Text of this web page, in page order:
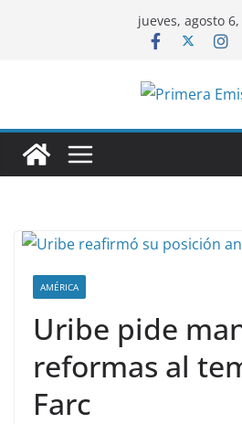
jueves, agosto
AMÉRICA
Uribe pide
reformas al
Farc